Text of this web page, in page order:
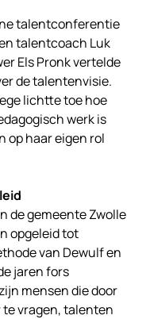
talentconferentie
talentcoach Luk
Els Pronk vertelde
de talentenvisie.
lichtte toe hoe
werk is
op haar eigen rol
de gemeente Zwolle
opgeleid tot
van Dewulf en
jaren fors
mensen die door
vragen, talenten